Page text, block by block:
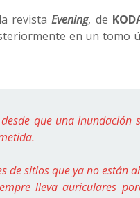
revistaEvening, de
en un tomo
que una inundación
de sitios que ya no están
lleva auriculares